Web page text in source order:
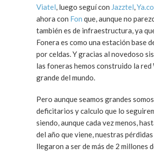
Viatel, luego seguí con Jazztel,
ahora con Fon que, aunque no
también es de infraestructura, ya
Fonera es como una estación base
por celdas. Y gracias al novedoso sistema de
las foneras hemos construido la red
grande del mundo.
Pero aunque seamos grandes somos
deficitarios y calculo que lo
siendo, aunque cada vez menos,
del año que viene, nuestras
llegaron a ser de más de 2 millones